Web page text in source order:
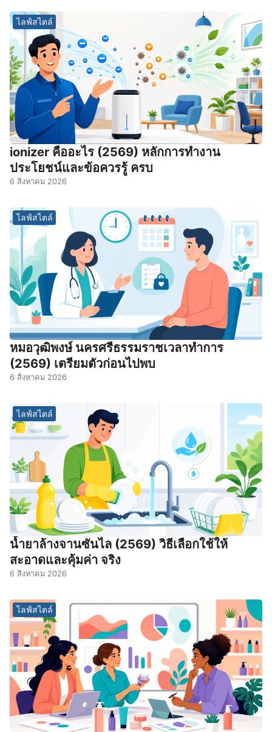
ไลฟ์สไตล์
ionizer คืออะไร (2569) หลักการทำงาน
ประโยชน์และข้อควรรู้ ครบ
6 สิงหาคม 2026
ไลฟ์สไตล์
หมอวุฒิพงษ์ นครศรีธรรมราชเวลาทําการ
(2569) เตรียมตัวก่อนไปพบ
6 สิงหาคม 2026
ไลฟ์สไตล์
น้ำยาล้างจานซันไล (2569) วิธีเลือกใช้ให้
สะอาดและคุ้มค่า จริง
6 สิงหาคม 2026
ไลฟ์สไตล์